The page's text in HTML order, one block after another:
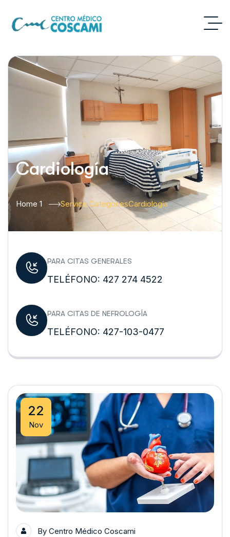
Cardiología
Home 1 Service CategoriesCardiología
PARA CITAS GENERALES
TELÉFONO: 427 274 4522
PARA CITAS DE NEFROLOGÍA
TELÉFONO: 427-103-0477
22
Nov
By Centro Médico Coscami